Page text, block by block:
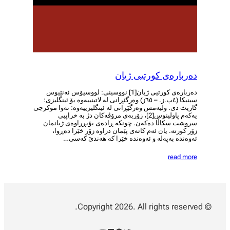
دەربارەی کورتیی ژیان
دەربارەی کورتیی ژیان[1] نووسینی: لووسیۆس ئەنێیوس
سینیکا (٤پ.ز. – ٦٥ز) وەرگێڕانی لە لاتینییەوە بۆ ئینگلیزی:
گاریث دی. ولیەمس وەرگێڕانی لە ئینگلیزییەوە: نەوا موکرجی
یەکەم پاولینوس[2]، زۆربەی مرۆڤەکان دژ بە خراپیی
سروشت سکاڵا دەکەن. چونکە ڕادەی بۆبڕراوەی ژیانمان
زۆر کورتە. یان ئەم کاتەی پێمان دراوە زۆر خێرا دەڕوا،
ئەوەندە بەپەلە و ئەوەندە خێرا کە هەندێ کەسی…
read more
© Copyright 2026. All rights reserved.